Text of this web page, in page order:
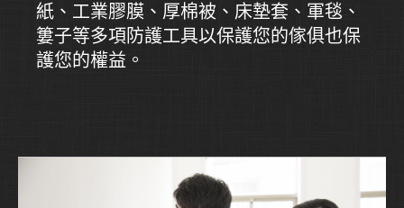
紙、工業膠膜、厚棉被、床墊套、軍毯、
簍子等多項防護工具以保護您的傢俱也保
護您的權益。